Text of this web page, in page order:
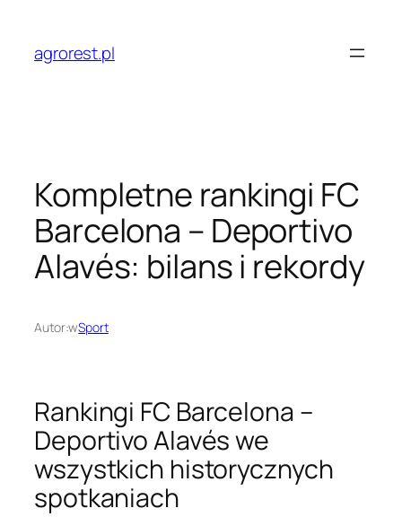
treściagrorest.pl
Kompletne rankingi FC
Barcelona – Deportivo
Alavés: bilans i rekordy
Autor:wSport
Rankingi FC Barcelona –
Deportivo Alavés we
wszystkich historycznych
spotkaniach